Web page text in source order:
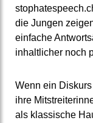
die Jungen
einfache
inhaltlicher noch
Wenn ein
ihre
als klassische